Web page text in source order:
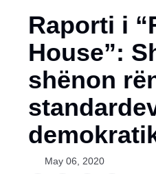
Raporti i
House”:
shënon
May 06, 2020